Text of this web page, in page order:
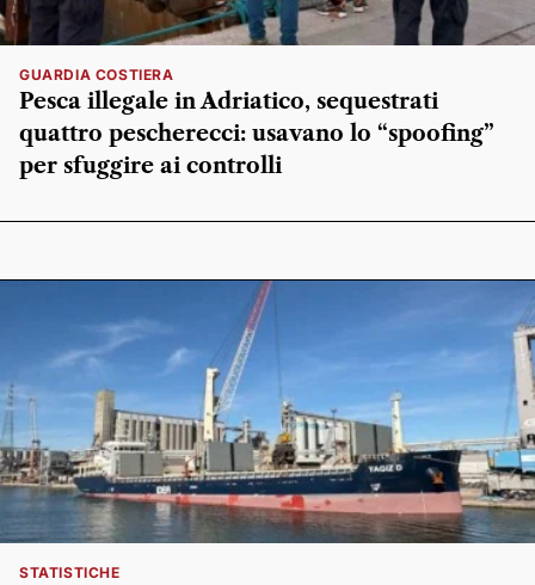
GUARDIA COSTIERA
Pesca illegale in Adriatico, sequestrati
quattro pescherecci: usavano lo “spoofing”
per sfuggire ai controlli
STATISTICHE